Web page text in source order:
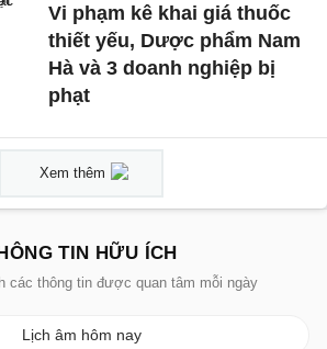
Vi phạm kê khai giá thuốc
thiết yếu, Dược phẩm Nam
Hà và 3 doanh nghiệp bị
phạt
Xem thêm
TIN HỮU ÍCH
các thông tin được quan tâm mỗi ngày
Lịch âm hôm nay